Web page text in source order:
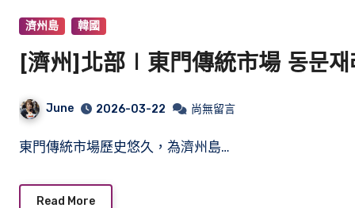
濟州島 韓國
[濟州]北部∣東門傳統市場 동문재
June 2026-03-22 尚無留言
東門傳統市場歷史悠久，為濟州島…
Read More